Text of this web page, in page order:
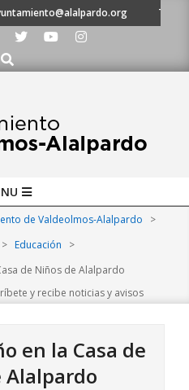
TE
Buscar
de Valdeolmos-Alalpardo
>
> Educación
>
de Niños de Alalpardo
y recibe noticias y avisos
en la Casa de
Alalpardo